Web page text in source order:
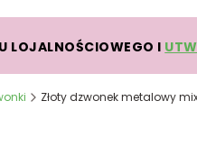
LOJALNOŚCIOWEGO I
Złoty dzwonek metalowy